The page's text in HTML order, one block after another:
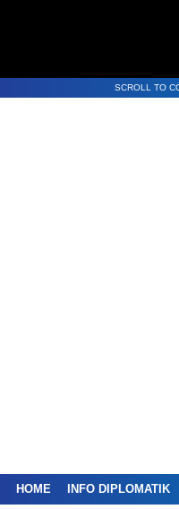
SCROLL TO
HOME INFO DIPLOMATIK